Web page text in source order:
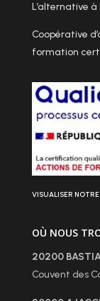
L’alternative à
Coopérative
formation
VISUALISER
OÙ NOUS
20200
Couvent des